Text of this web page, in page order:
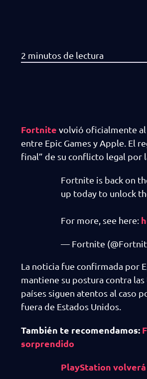
Fortnite volvió oficialmente
entre Epic Games y Apple. El
final” de su conflicto legal por
Fortnite is back on
up today to unlock
For more, see here:
— Fortnite
La noticia fue confirmada por
mantiene su postura contra
países siguen atentos al caso
fuera de Estados Unidos.
También te recomendamos:
sorprendido
PlayStation